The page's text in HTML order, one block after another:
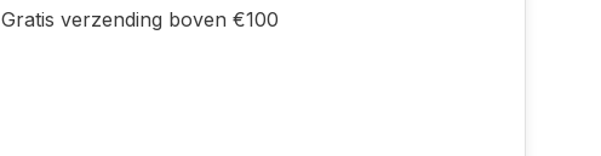
Gratis verzending boven €100